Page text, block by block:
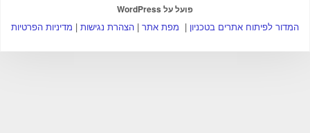
פועל על WordPress
המדור לפיתוח אתרים בטכניון | מפת אתר | הצהרת נגישות | מדיניות הפרטיות